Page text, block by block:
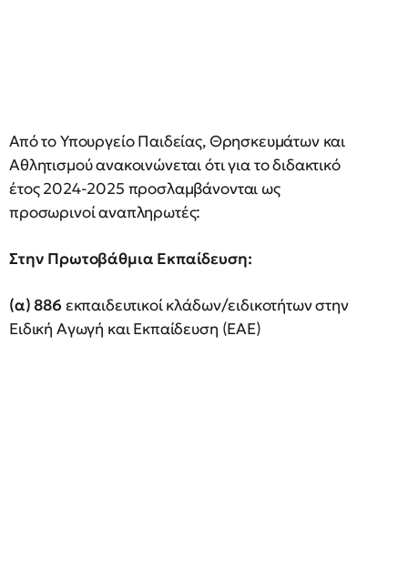
Από το Υπουργείο Παιδείας, Θρησκευμάτων και
Αθλητισμού ανακοινώνεται ότι για το διδακτικό
έτος 2024-2025 προσλαμβάνονται ως
προσωρινοί αναπληρωτές:
Στην Πρωτοβάθμια Εκπαίδευση:
(α) 886 εκπαιδευτικοί κλάδων/ειδικοτήτων στην
Ειδική Αγωγή και Εκπαίδευση (ΕΑΕ)